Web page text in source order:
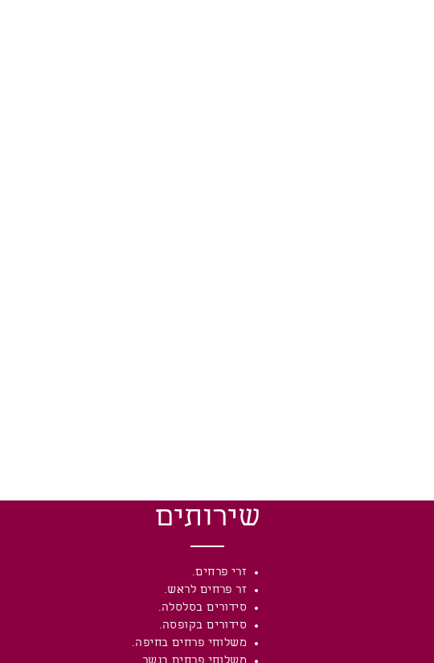
שירותים
זרי פרחים.
זר פרחים לראש.
סידורים בסלסלה.
סידורים בקופסה.
משלוחי פרחים בחיפה.